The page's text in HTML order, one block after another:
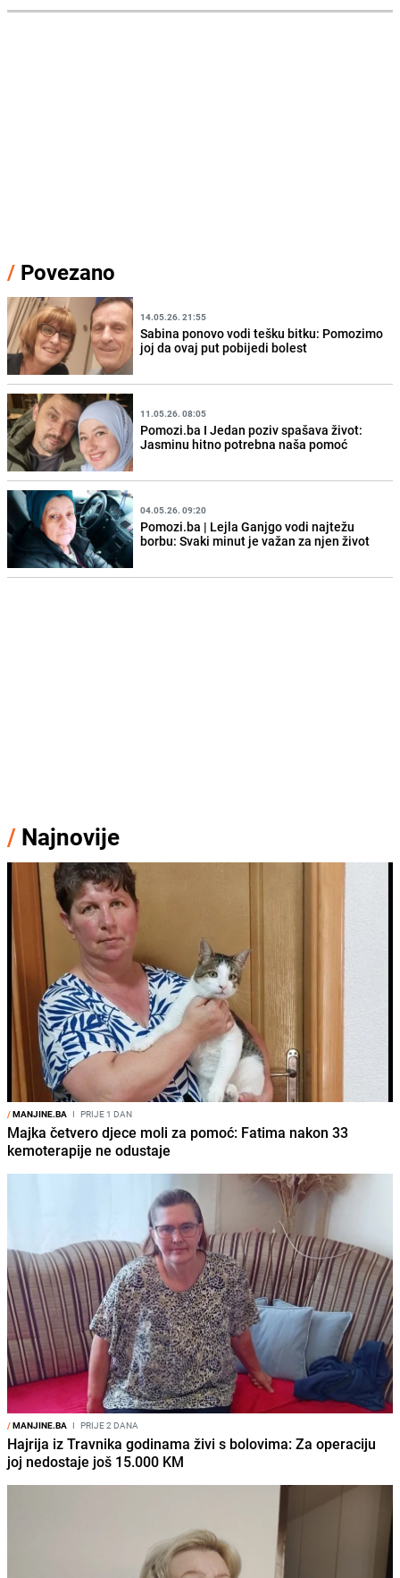
/ Povezano
14.05.26. 21:55
Sabina ponovo vodi tešku bitku: Pomozimo
joj da ovaj put pobijedi bolest
11.05.26. 08:05
Pomozi.ba I Jedan poziv spašava život:
Jasminu hitno potrebna naša pomoć
04.05.26. 09:20
Pomozi.ba | Lejla Ganjgo vodi najtežu
borbu: Svaki minut je važan za njen život
/ Najnovije
/MANJINE.BA I PRIJE 1 DAN
Majka četvero djece moli za pomoć: Fatima nakon 33
kemoterapije ne odustaje
/MANJINE.BA I PRIJE 2 DANA
Hajrija iz Travnika godinama živi s bolovima: Za operaciju
joj nedostaje još 15.000 KM